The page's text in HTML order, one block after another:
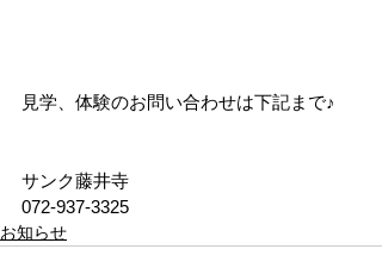
見学、体験のお問い合わせは下記まで♪
サンク藤井寺
072-937-3325
お知らせ